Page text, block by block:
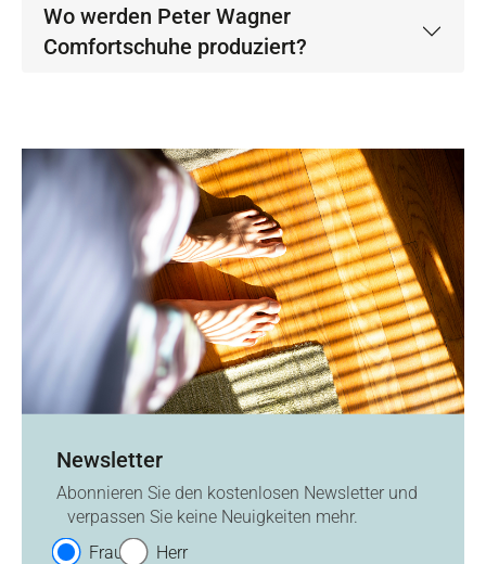
Wo werden Peter Wagner
Comfortschuhe produziert?
Newsletter
Abonnieren Sie den kostenlosen Newsletter und
verpassen Sie keine Neuigkeiten mehr.
Frau
Herr